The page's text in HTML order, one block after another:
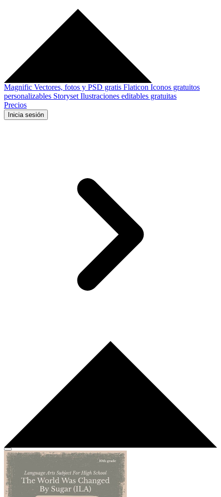
Magnific Vectores, fotos y PSD gratis Flaticon Iconos gratuitos
personalizables Storyset Ilustraciones editables gratuitas
Precios
Inicia sesión